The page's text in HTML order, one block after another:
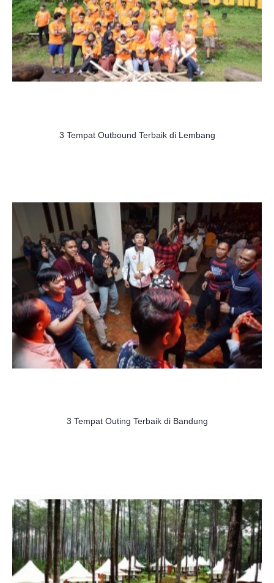
3 Tempat Outbound Terbaik di Lembang
3 Tempat Outing Terbaik di Bandung